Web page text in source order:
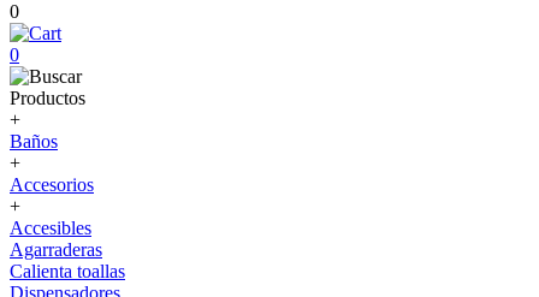
0
0
Productos
+
Baños
+
Accesorios
+
Accesibles
Agarraderas
Calienta toallas
Dispensadores